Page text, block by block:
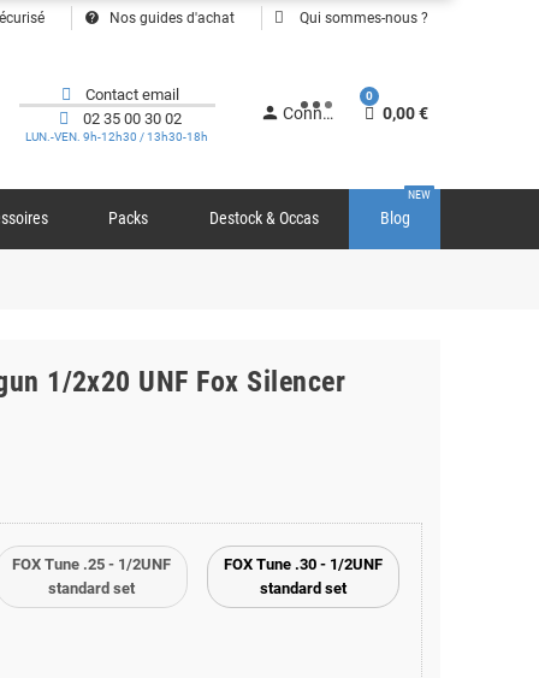
help Nos guides d'achat Qui sommes-nous ?
Contact email
02 35 00 30 02
LUN.-VEN. 9h-12h30 / 13h30-18h
person Connexion
0
0,00 €
Packs Destock & Occas Blog
NEW
1/2x20 UNF Fox Silencer
FOX Tune .25 - 1/2UNF
standard set
FOX Tune .30 - 1/2UNF
standard set